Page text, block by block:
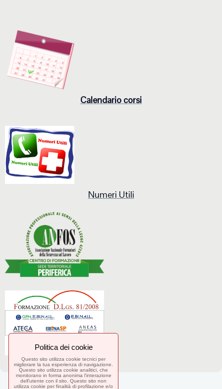
Calendario corsi
Numeri Utili
Politica dei cookie
Questo sito utilizza cookie tecnici per
migliorare la tua esperienza di navigazione.
Questo sito utilizza cookie analitici, che
monitorano in forma anonima l'interazione
dell'utente con il sito. Questo sito non
utilizza cookie per finalità di profilazione e/o